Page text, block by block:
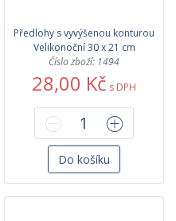
Předlohy s vyvýšenou konturou
Velikonoční 30 x 21 cm
Číslo zboží: 1494
28,00 Kč s DPH
Do košíku